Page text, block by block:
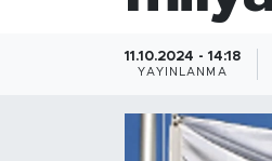
11.10.2024 - 14:18
YAYINLANMA
Kültür - Sanat ve Tarih
Bilim ve Teknoloji